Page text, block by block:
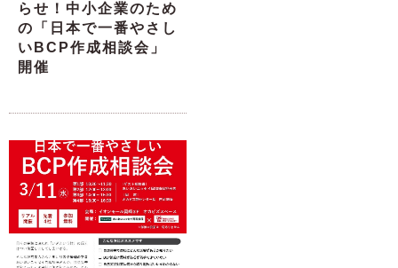
らせ！中小企業のため
の「日本で一番やさし
いBCP作成相談会」
開催